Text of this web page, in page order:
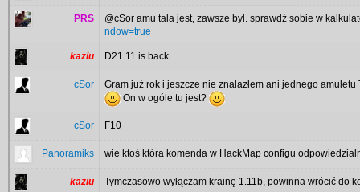
PRS
@cSor amu tala jest, zawsze był. sprawdź sobie w
ndow=true
kaziu D21.11 is back
cSor
Gram już rok i jeszcze nie znalazłem ani jednego
On w ogóle tu jest?
cSor F10
Panoramiks wie ktoś która komenda w HackMap configu
kaziu Tymczasowo wyłączam krainę 1.11b, powinna wrócić do